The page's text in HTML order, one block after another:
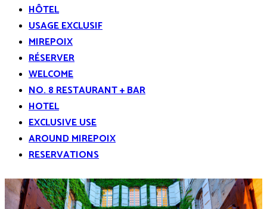
HÔTEL
USAGE EXCLUSIF
MIREPOIX
RÉSERVER
WELCOME
NO. 8 RESTAURANT + BAR
HOTEL
EXCLUSIVE USE
AROUND MIREPOIX
RESERVATIONS